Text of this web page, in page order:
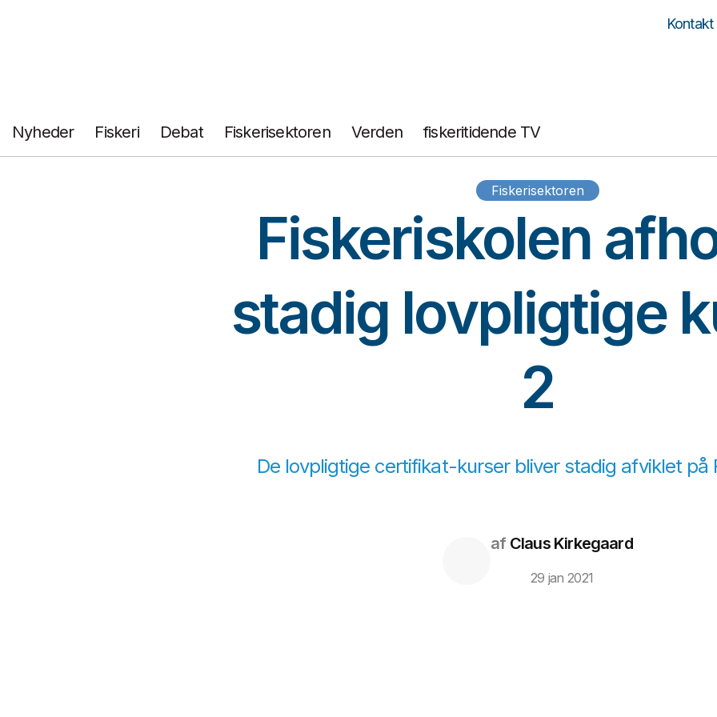
Nyheder Fiskeri Debat Fiskerisektoren Verden fiskeritidende TV
Fiskerisektoren
Fiskeriskolen
stadig lovpligtige
2
De lovpligtige certifikat-kurser bliver stadig afviklet på
afClaus Kirkegaard
29 jan 2021